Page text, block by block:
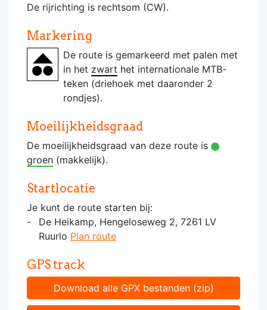
De rijrichting is rechtsom (CW).
Markering
De route is gemarkeerd met palen met
in het zwart het internationale MTB-
teken (driehoek met daaronder 2
rondjes).
Moeilijkheidsgraad
De moeilijkheidsgraad van deze route is
groen (makkelijk).
Startlocatie
Je kunt de route starten bij:
De Heikamp, Hengeloseweg 2, 7261 LV
Ruurlo Plan route
GPS track
Download alle GPX bestanden (zip)